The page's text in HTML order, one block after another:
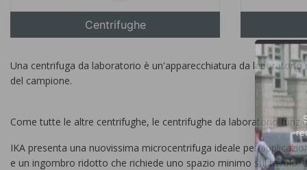
Centrifughe
Una centrifuga da laboratorio è un'apparecchiatura da
del campione.
Come tutte le altre centrifughe, le centrifughe da laboratorio
IKA presenta una nuovissima microcentrifuga ideale per
e un ingombro ridotto che richiede uno spazio minimo sul